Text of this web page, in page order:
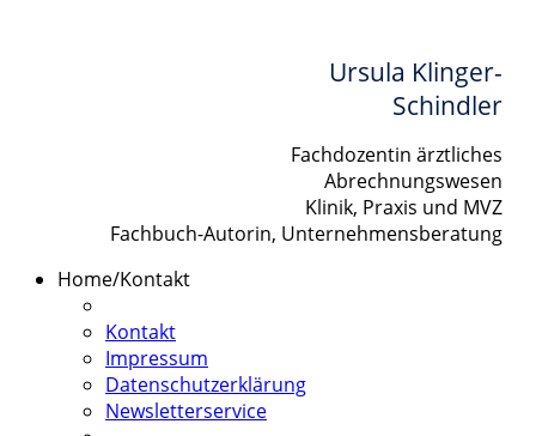
Ursula Klinger-
Schindler
Fachdozentin ärztliches
Abrechnungswesen
Klinik, Praxis und MVZ
Fachbuch-Autorin, Unternehmensberatung
Home/Kontakt
Kontakt
Impressum
Datenschutzerklärung
Newsletterservice